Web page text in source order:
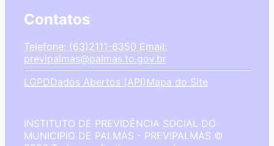
Contatos
Telefone: (63)2111-6350 Email:
previpalmas@palmas.to.gov.br
LGPDDados Abertos (API)Mapa do Site
INSTITUTO DE PREVIDÊNCIA SOCIAL DO
MUNICIPIO DE PALMAS - PREVIPALMAS ©